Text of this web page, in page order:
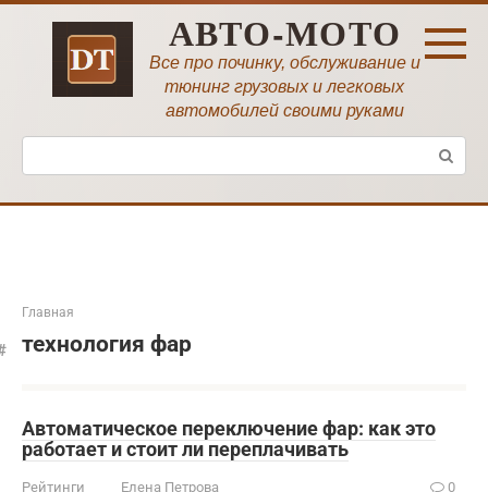
Перейти
АВТО-МОТО
Все про починку, обслуживание и
тюнинг грузовых и легковых
автомобилей своими руками
Поиск:
Главная
технология фар
Автоматическое переключение фар: как это
работает и стоит ли переплачивать
Рейтинги Елена Петрова 0